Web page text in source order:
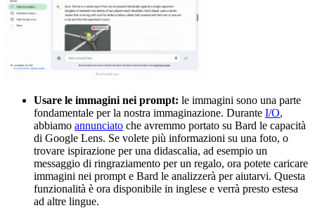
Usare le immagini nei prompt: le immagini sono una parte
fondamentale per la nostra immaginazione. Durante I/O,
abbiamo annunciato che avremmo portato su Bard le capacità
di Google Lens. Se volete più informazioni su una foto, o
trovare ispirazione per una didascalia, ad esempio un
messaggio di ringraziamento per un regalo, ora potete caricare
immagini nei prompt e Bard le analizzerà per aiutarvi. Questa
funzionalità è ora disponibile in inglese e verrà presto estesa
ad altre lingue.